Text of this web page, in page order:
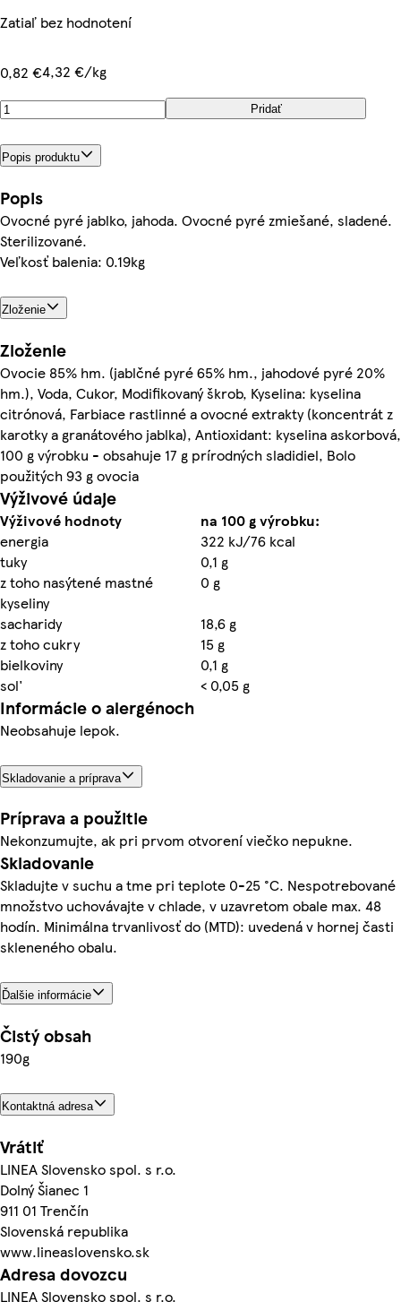
Zatiaľ bez hodnotení
0,82 €4,32 €/kg
Pridať
Popis produktu
Popis
Ovocné pyré jablko, jahoda. Ovocné pyré zmiešané, sladené.
Sterilizované.
Veľkosť balenia: 0.19kg
Zloženie
Zloženie
Ovocie 85% hm. (jablčné pyré 65% hm., jahodové pyré 20%
hm.), Voda, Cukor, Modifikovaný škrob, Kyselina: kyselina
citrónová, Farbiace rastlinné a ovocné extrakty (koncentrát z
karotky a granátového jablka), Antioxidant: kyselina askorbová,
100 g výrobku - obsahuje 17 g prírodných sladidiel, Bolo
použitých 93 g ovocia
Výživové údaje
Výživové hodnoty
na 100 g výrobku:
energia
322 kJ/76 kcal
tuky
0,1 g
z toho nasýtené mastné
kyseliny
0 g
sacharidy
18,6 g
z toho cukry
15 g
bielkoviny
0,1 g
sol'
< 0,05 g
Informácie o alergénoch
Neobsahuje lepok.
Skladovanie a príprava
Príprava a použitie
Nekonzumujte, ak pri prvom otvorení viečko nepukne.
Skladovanie
Skladujte v suchu a tme pri teplote 0-25 °C. Nespotrebované
množstvo uchovávajte v chlade, v uzavretom obale max. 48
hodín. Minimálna trvanlivosť do (MTD): uvedená v hornej časti
skleneného obalu.
Ďalšie informácie
Čistý obsah
190g
Kontaktná adresa
Vrátiť
LINEA Slovensko spol. s r.o.
Dolný Šianec 1
911 01 Trenčín
Slovenská republika
www.lineaslovensko.sk
Adresa dovozcu
LINEA Slovensko spol. s r.o.